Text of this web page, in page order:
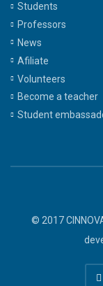
Students
Professors
News
Afiliate
Volunteers
Become a teacher
Student
© 2017